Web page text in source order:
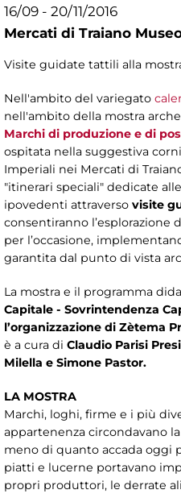
16/09 - 20/11/2016
Mercati di Traiano
Visite guidate tattili alla
Nell'ambito del variegato
nell'ambito della mostra
Marchi di produzione e di
ospitata nella suggestiva
Imperiali nei Mercati di
"itinerari speciali" dedicate
ipovedenti attraverso visite
consentiranno l’esplorazione
per l’occasione,
garantita dal punto di vista
La mostra e il programma
Capitale - Sovrintendenza
l’organizzazione di Zètema
è a cura di Claudio Parisi
Milella e Simone Pastor.
LA MOSTRA
Marchi, loghi, firme e i più
appartenenza circondavano
meno di quanto accada oggi
piatti e lucerne portavano
propri produttori, le derrate